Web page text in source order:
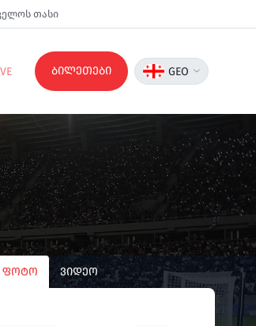
თასი
ბილეთები GEO
ᲤᲝᲢᲝ ᲕᲘᲓᲔᲝ